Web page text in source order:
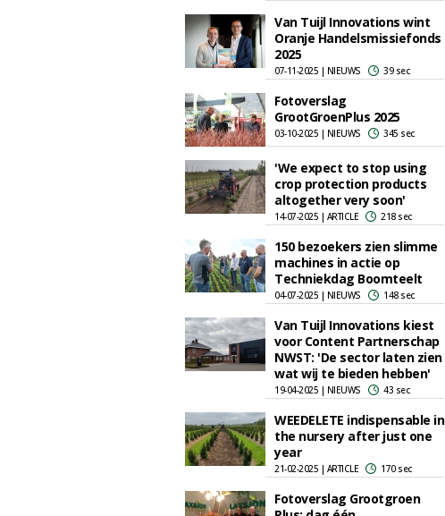
Van Tuijl Innovations wint
Oranje Handelsmissiefonds
2025
07-11-2025 | NIEUWS 39 sec
Fotoverslag
GrootGroenPlus 2025
03-10-2025 | NIEUWS 345 sec
'We expect to stop using
crop protection products
altogether very soon'
14-07-2025 | ARTICLE 218 sec
150 bezoekers zien slimme
machines in actie op
Techniekdag Boomteelt
04-07-2025 | NIEUWS 148 sec
Van Tuijl Innovations kiest
voor Content Partnerschap
NWST: 'De sector laten zien
wat wij te bieden hebben'
19-04-2025 | NIEUWS 43 sec
WEEDELETE indispensable in
the nursery after just one
year
21-02-2025 | ARTICLE 170 sec
Fotoverslag Grootgroen